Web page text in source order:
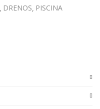
DRENOS PISCINA